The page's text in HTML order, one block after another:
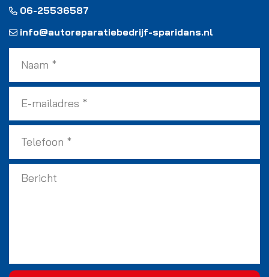
06-25536587
info@autoreparatiebedrijf-sparidans.nl